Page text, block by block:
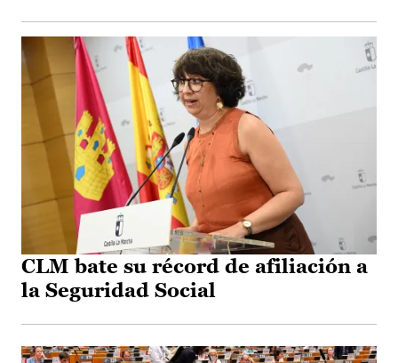
CLM bate su récord de afiliación a
la Seguridad Social